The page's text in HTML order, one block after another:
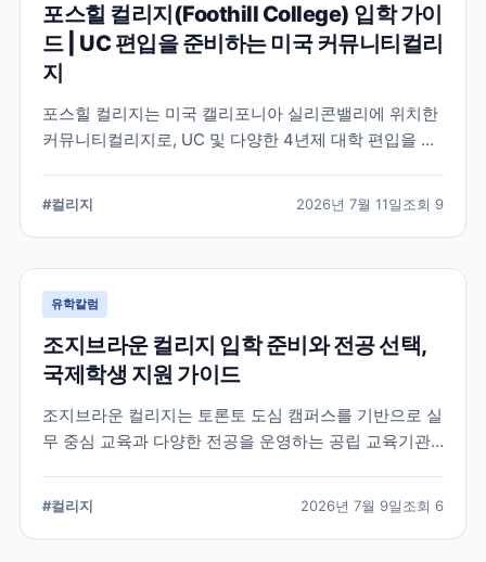
포스힐 컬리지(Foothill College) 입학 가이
드 | UC 편입을 준비하는 미국 커뮤니티컬리
지
포스힐 컬리지는 미국 캘리포니아 실리콘밸리에 위치한
커뮤니티컬리지로, UC 및 다양한 4년제 대학 편입을 목
으로 입학 준비에 필요한 내용을 정리했습니다.
#컬리지 2026년 7월 11일조회 9
유학칼럼
조지브라운 컬리지 입학 준비와 전공 선택,
국제학생 지원 가이드
조지브라운 컬리지는 토론토 도심 캠퍼스를 기반으로 실
무 중심 교육과 다양한 전공을 운영하는 공립 교육기관
#컬리지 2026년 7월 9일조회 6